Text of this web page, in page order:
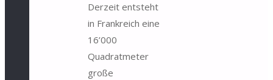
Derzeit entsteht
in Frankreich eine
16’000
Quadratmeter
große